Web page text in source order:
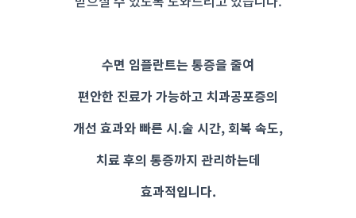
수면 임플란트는 통증을 줄여
편안한 진료가 가능하고 치과공포증의
개선 효과와 빠른 시.술 시간, 회복 속도,
치료 후의 통증까지 관리하는데
효과적입니다.